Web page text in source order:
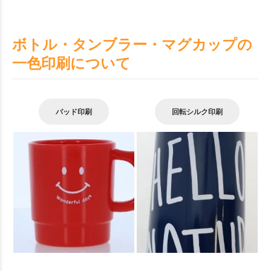
ボトル・タンブラー・マグカップの
一色印刷について
パッド印刷 回転シルク印刷